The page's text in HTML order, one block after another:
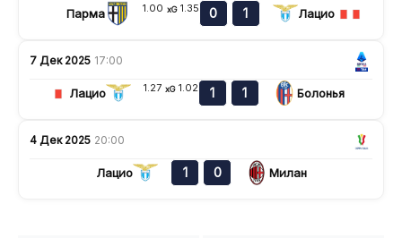
Парма 1.00 xG 1.35 0 1 Лацио
7 Дек 2025 17:00
Лацио 1.27 xG 1.02 1 1 Болонья
4 Дек 2025 20:00
Лацио 1 0 Милан